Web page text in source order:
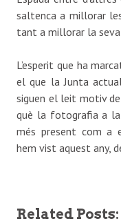
saltenca a millorar
tant a millorar la
L’esperit que ha
el que la Junta
siguen el leit motiv
què la fotografia a la
més present com a
hem vist aquest any,
Related Posts: